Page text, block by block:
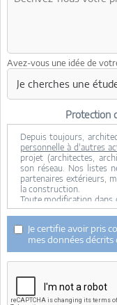
Avez-vous une idée de
Protection
Depuis toujours,
personnelle à d'autres
projet (architectes,
son réseau. Nos listes
partenaires extérieurs,
la construction.
Toute modification dans
consentement.
Je consens à ce que
permettre à
architectes. Seul
maitrise d'oeuvre
transmission de
dessus n'est réalisée.
Mes données
Architectes-
Je certifie avoir pris
mes données décrits